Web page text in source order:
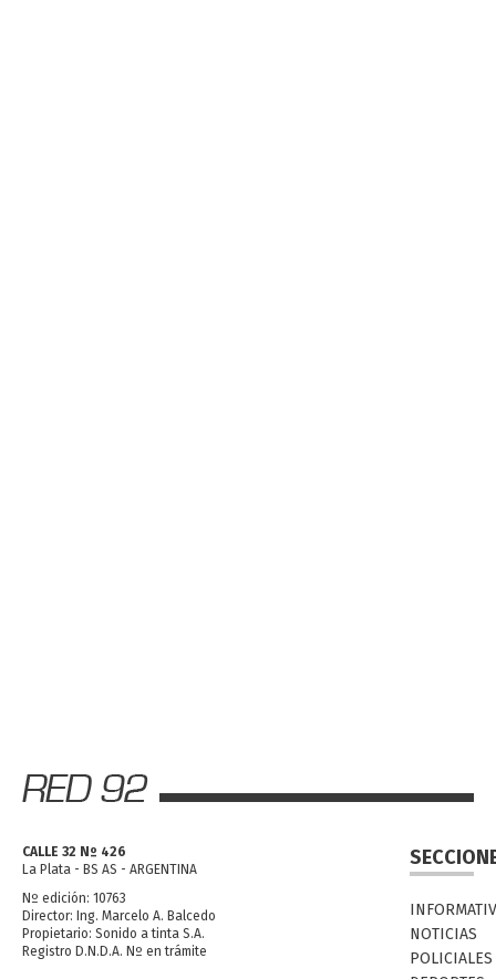
CALLE 32 Nº 426
La Plata - BS AS - ARGENTINA
Nº edición: 10763
Director: Ing. Marcelo A. Balcedo
Propietario: Sonido a tinta S.A.
Registro D.N.D.A. Nº en trámite
NOTICIAS
POLICIALES